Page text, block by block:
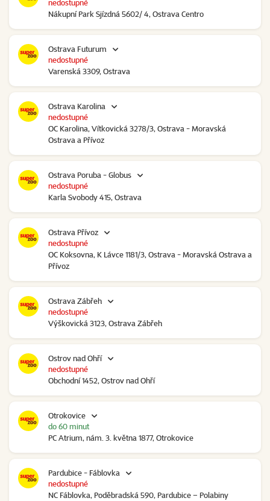
Nákupní Park Sjízdná 5602/ 4, Ostrava Centro
nedostupné
Ostrava Futurum
Varenská 3309, Ostrava
nedostupné
Ostrava Karolina
OC Karolina, Vítkovická 3278/3, Ostrava - Moravská
Ostrava a Přívoz
nedostupné
Ostrava Poruba - Globus
Karla Svobody 415, Ostrava
nedostupné
Ostrava Přívoz
OC Koksovna, K Lávce 1181/3, Ostrava - Moravská Ostrava a
Přívoz
nedostupné
Ostrava Zábřeh
Výškovická 3123, Ostrava Zábřeh
nedostupné
Ostrov nad Ohří
Obchodní 1452, Ostrov nad Ohří
nedostupné
Otrokovice
PC Atrium, nám. 3. května 1877, Otrokovice
do 60 minut
Pardubice - Fáblovka
NC Fáblovka, Poděbradská 590, Pardubice – Polabiny
nedostupné